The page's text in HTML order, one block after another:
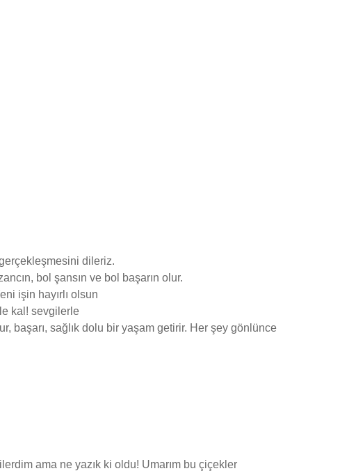
dileriz.
bol şansın ve bol başarın olur.
işin hayırlı olsun
kal! sevgilerle
başarı, sağlık dolu bir yaşam getirir. Her şey gönlünce
ama ne yazık ki oldu! Umarım bu çiçekler